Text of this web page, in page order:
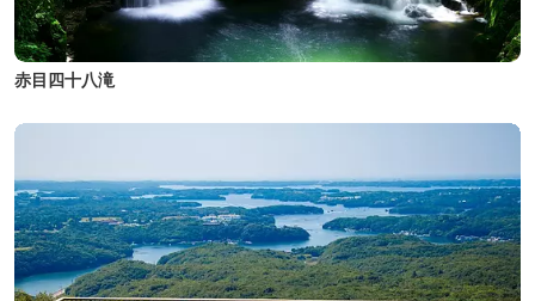
赤目四十八滝